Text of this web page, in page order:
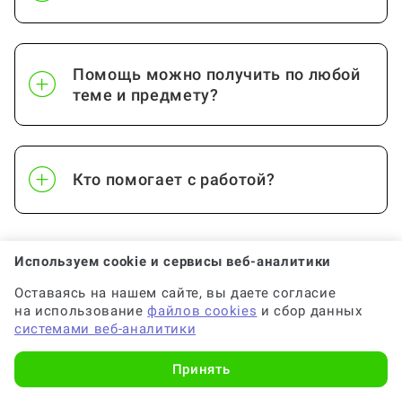
Помощь можно получить по любой
теме и предмету?
Кто помогает с работой?
Как работает гарантия?
Можно ли вернуть деньги?
Показать еще
Хотите заказать консультацию по
Используем cookie и сервисы веб-аналитики
Оставаясь на нашем сайте, вы даете согласие
на использованиефайлов cookies и сбор данных
системами веб-аналитики
Принять